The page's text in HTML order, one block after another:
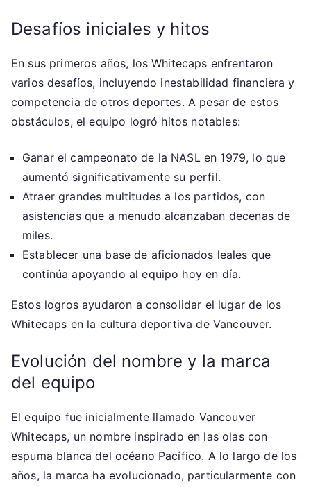
Desafíos iniciales y hitos
En sus primeros años, los Whitecaps enfrentaron
varios desafíos, incluyendo inestabilidad financiera y
competencia de otros deportes. A pesar de estos
obstáculos, el equipo logró hitos notables:
Ganar el campeonato de la NASL en 1979, lo que
aumentó significativamente su perfil.
Atraer grandes multitudes a los partidos, con
asistencias que a menudo alcanzaban decenas de
miles.
Establecer una base de aficionados leales que
continúa apoyando al equipo hoy en día.
Estos logros ayudaron a consolidar el lugar de los
Whitecaps en la cultura deportiva de Vancouver.
Evolución del nombre y la marca
del equipo
El equipo fue inicialmente llamado Vancouver
Whitecaps, un nombre inspirado en las olas con
espuma blanca del océano Pacífico. A lo largo de los
años, la marca ha evolucionado, particularmente con